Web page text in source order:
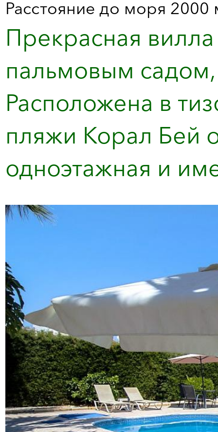
Расстояние до моря 2000
Прекрасная
пальмовым
Расположена в
пляжи Корал Бей
одноэтажная и